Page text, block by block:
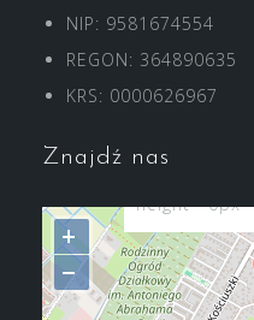
NIP: 9581674554
REGON: 364890635
KRS: 0000626967
Znajdź nas
+
−